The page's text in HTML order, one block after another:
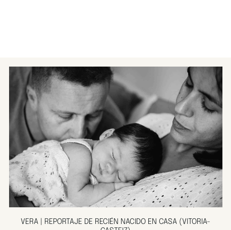
VERA | REPORTAJE DE RECIÉN NACIDO EN CASA (VITORIA-